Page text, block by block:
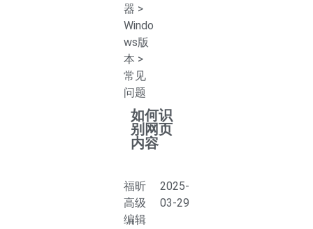
器 >
Windo
ws版
本 >
常见
问题
如何识
别网页
内容
福昕
高级
编辑
2025-
03-29